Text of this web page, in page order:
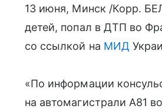
13 июня, Минск /Корр.
детей, попал в ДТП во
со ссылкой на МИД
«По информации
на автомагистрали А81